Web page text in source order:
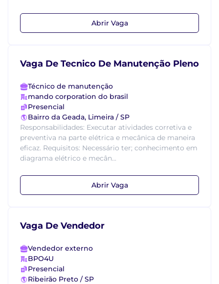
Abrir Vaga
Vaga De Tecnico De Manutenção Pleno
Técnico de manutenção
mando corporation do brasil
Presencial
Bairro da Geada, Limeira / SP
Responsabilidades: Executar atividades corretiva e
preventiva na parte elétrica e mecânica de maneira
eficaz. Requisitos: Necessário ter; conhecimento em
diagrama elétrico e mecân...
Abrir Vaga
Vaga De Vendedor
Vendedor externo
BPO4U
Presencial
Ribeirão Preto / SP